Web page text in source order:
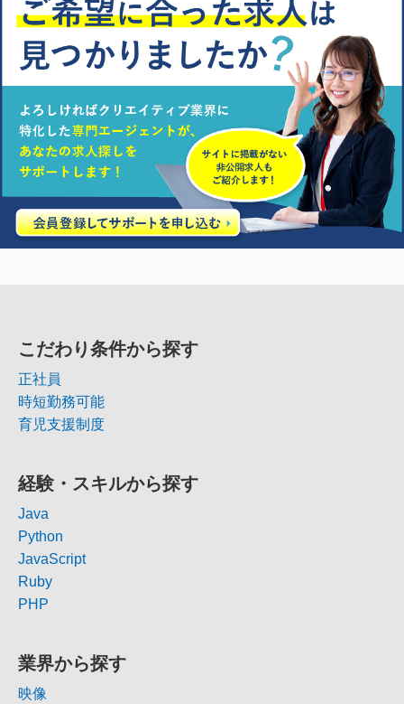
こだわり条件から探す
正社員
時短勤務可能
育児支援制度
経験・スキルから探す
Java
Python
JavaScript
Ruby
PHP
業界から探す
映像